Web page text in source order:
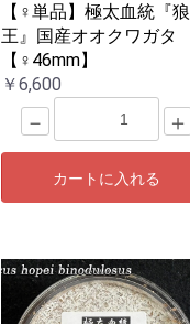
【♀単品】極太血統『狼
王』国産オオクワガタ
【♀46mm】
￥6,600
－ ＋
カートに入れる